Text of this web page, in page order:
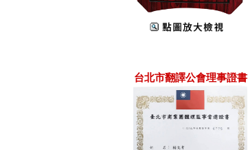
台北市翻譯公會理事證書